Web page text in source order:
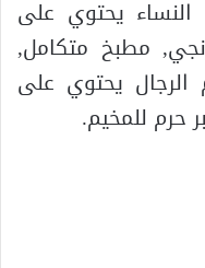
يحتوي على
مطبخ متكامل,
يحتوي على
حرم للمخيم.